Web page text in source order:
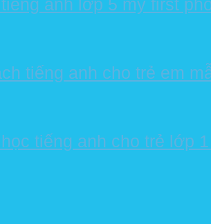
anh lớp 5 my first
tiếng anh cho trẻ em
tiếng anh cho trẻ lớp